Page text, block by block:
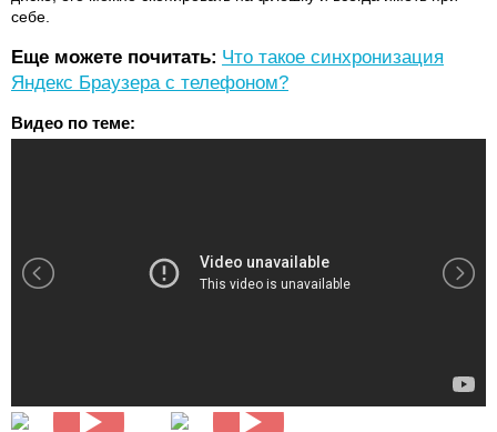
себе.
Еще можете почитать: Что такое синхронизация
Яндекс Браузера с телефоном?
Видео по теме: